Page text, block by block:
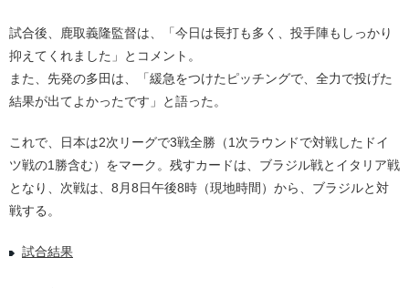
試合後、鹿取義隆監督は、「今日は長打も多く、投手陣もしっかり
抑えてくれました」とコメント。
また、先発の多田は、「緩急をつけたピッチングで、全力で投げた
結果が出てよかったです」と語った。
これで、日本は2次リーグで3戦全勝（1次ラウンドで対戦したドイ
ツ戦の1勝含む）をマーク。残すカードは、ブラジル戦とイタリア戦
となり、次戦は、8月8日午後8時（現地時間）から、ブラジルと対
戦する。
試合結果